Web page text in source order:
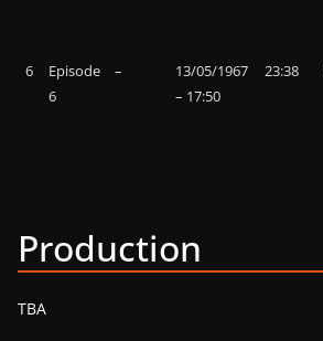
6
Episode
6
–
13/05/1967
– 17:50
23:38
Production
TBA